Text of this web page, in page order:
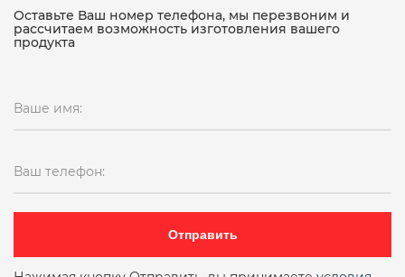
Оставьте Ваш номер телефона, мы перезвоним и
рассчитаем возможность изготовления вашего
продукта
Ваше имя:
Ваш телефон:
Отправить